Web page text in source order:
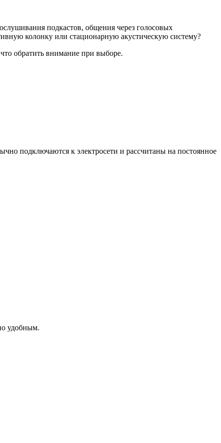
подкастов, общения через голосовых
колонку или стационарную акустическую систему?
обратить внимание при выборе.
подключаются к электросети и рассчитаны на постоянное
удобным.